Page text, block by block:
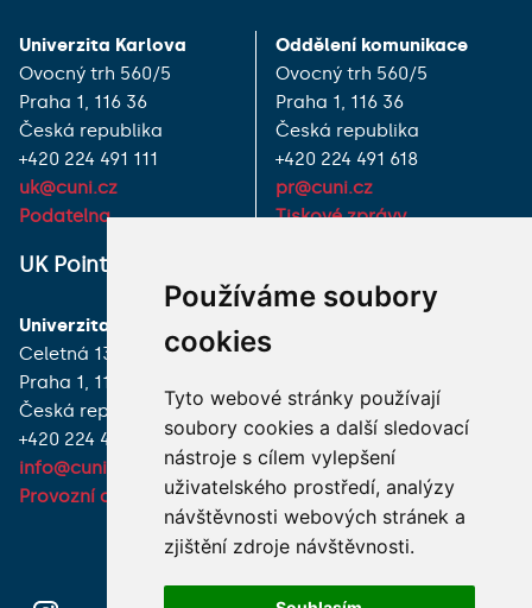
Používáme soubory
cookies
Tyto webové stránky používají
soubory cookies a další sledovací
nástroje s cílem vylepšení
uživatelského prostředí, analýzy
návštěvnosti webových stránek a
zjištění zdroje návštěvnosti.
Univerzita Karlova
Ovocný trh 560/5
Praha 1, 116 36
Česká republika
+420 224 491 111
uk@cuni.cz
Podatelna
Oddělení komunikace
Ovocný trh 560/5
Praha 1, 116 36
Česká republika
+420 224 491 618
pr@cuni.cz
Tiskové zprávy
UK Point
Univerzita Karlova
Celetná 13
Praha 1, 116 36
Česká republika
+420 224 491 850
info@cuni.cz
Provozní doba a kontakty
JAK K NÁM?